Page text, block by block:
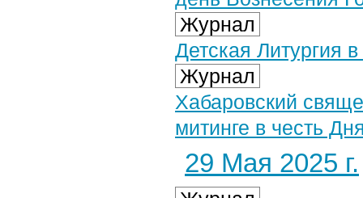
Журнал
Детская Литургия
Журнал
Хабаровский
митинге в честь
29 Мая 2025 г.